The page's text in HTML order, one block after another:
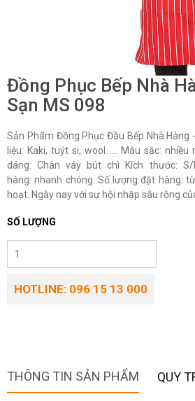
Đồng Phục Bếp Nhà
Sạn MS 098
Sản Phẩm Đồng Phục Đầu Bếp Nhà Hàng
liệu: Kaki, tuýt si, wool …. Màu sắc:
dáng: Chân váy bút chì Kích thước:
hàng: nhanh chóng. Số lượng đặt hàng:
hoạt. Ngày nay với sự hội nhập sâu rộng
SỐ LƯỢNG
HOTLINE: 096 15 13 000
THÔNG TIN SẢN PHẨM QUY